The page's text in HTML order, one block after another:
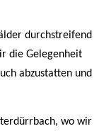
durchstreifend
die Gelegenheit
abzustatten und
wo wir